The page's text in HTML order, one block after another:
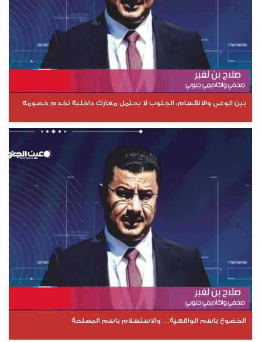
بين الوعي والانقسام: الجنوب لا يحتمل معارك داخلية تخدم خصومه
الخضوع باسم الواقعية… والاستسلام باسم المصلحة